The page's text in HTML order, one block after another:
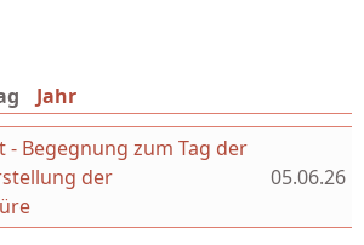
(aktiver Reiter)
Jahr
Begegnung zum Tag der
der
05.06.26